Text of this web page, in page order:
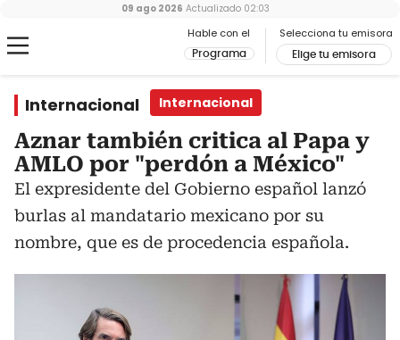
Hable con el
Programa
Selecciona tu emisora
Elige tu emisora
09 ago 2026 Actualizado 02:03
Internacional Internacional
Aznar también critica al Papa y
AMLO por "perdón a México"
El expresidente del Gobierno español lanzó
burlas al mandatario mexicano por su
nombre, que es de procedencia española.